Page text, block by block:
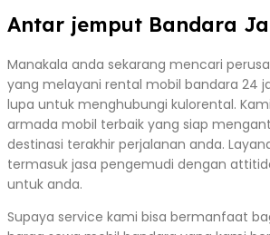
Antar jemput Bandara
Manakala anda sekarang mencari
yang melayani rental mobil bandara 24
lupa untuk menghubungi kulorental.
armada mobil terbaik yang siap
destinasi terakhir perjalanan anda.
termasuk jasa pengemudi dengan
untuk anda.
Supaya service kami bisa bermanfaat